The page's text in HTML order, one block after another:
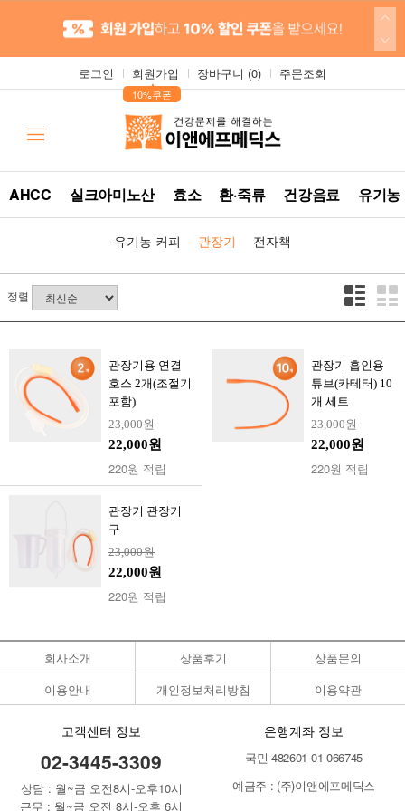
로그인 회원가입
▲
10%쿠폰
장바구니 (0) 주문조회
AHCC 실크아미노산 효소 환·죽류 건강음료 유기
유기농 커피 관장기 전자책
정렬
관장기용 연결
호스 2개(조절기
포함)
23,000원
22,000원
220원 적립
관장기 흡인용
튜브(카테터) 10
개 세트
23,000원
22,000원
220원 적립
관장기 관장기
구
23,000원
22,000원
220원 적립
회사소개 상품후기
상품문의
이용안내
개인정보처리방침 이용약관
고객센터 정보
02-3445-3309
상담 : 월~금 오전8시-오후10시
근무 : 월~금 오전 8시-오후 6시
은행계좌 정보
국민 482601-01-066745
예금주 : (주)이앤에프메딕스